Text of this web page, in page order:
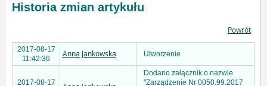
Historia zmian artykułu
Powrót
2017-08-17
11:42:36
Anna Jankowska Utworzenie
2017-08-17
Dodano załącznik o nazwie
"Zarządzenie Nr 0050.99.2017